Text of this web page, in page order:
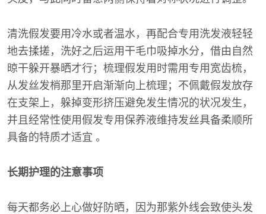
清洗假发要用冷水或者温水，再配合专用洗发液轻轻
地去揉搓，洗好之后运用干毛巾吸掉水分，借由自然
晾干躲开暴晒才行；梳理假发用时需用专用宽齿梳，
从发丝发梢那里开启渐渐向上梳理；不佩戴假发放存
在支架上，躲掉变形挤压避免发生情况的状况发生，
并且经常性使用假发专用保养液维持发丝具备柔顺所
具备的特质才适宜 。
长期护理的注意事项
每天都务必上心做好防晒，因为那紫外线会致使头发